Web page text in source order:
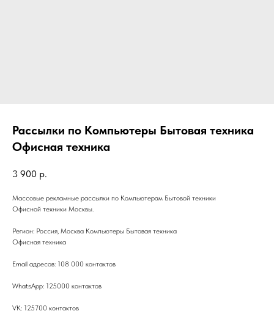
Рассылки по Компьютеры Бытовая техника
Офисная техника
3 900 р.
Массовые рекламные рассылки по Компьютерам Бытовой техники
Офисной техники Москвы.
Регион: Россия, Москва Компьютеры Бытовая техника
Офисная техника
Email адресов: 108 000 контактов
WhatsApp: 125000 контактов
VK: 125700 контактов